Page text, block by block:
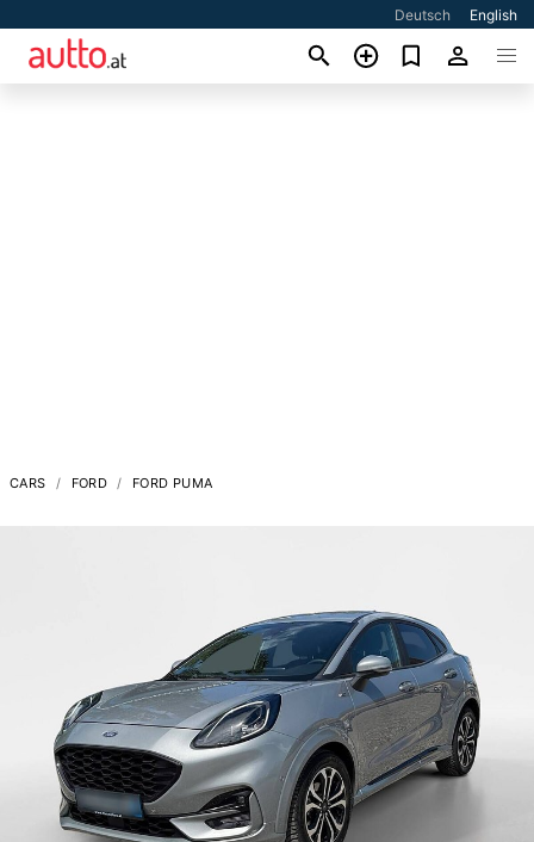
Deutsch English
CARS FORD FORD PUMA